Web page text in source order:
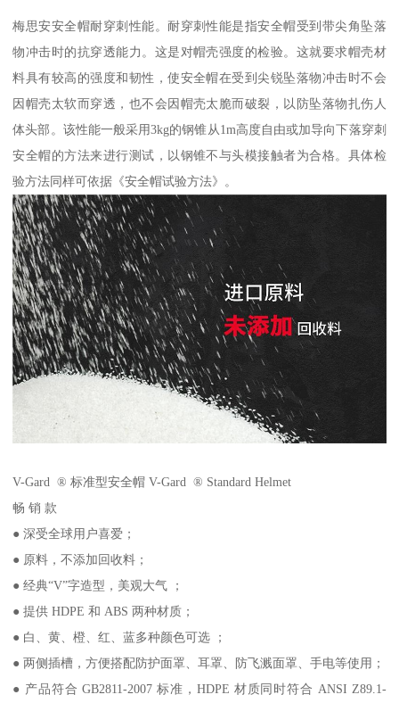
梅思安安全帽耐穿刺性能。耐穿刺性能是指安全帽受到带尖角坠落
物冲击时的抗穿透能力。这是对帽壳强度的检验。这就要求帽壳材
料具有较高的强度和韧性，使安全帽在受到尖锐坠落物冲击时不会
因帽壳太软而穿透，也不会因帽壳太脆而破裂，以防坠落物扎伤人
体头部。该性能一般采用3kg的钢锥从1m高度自由或加导向下落穿刺
安全帽的方法来进行测试，以钢锥不与头模接触者为合格。具体检
验方法同样可依据《安全帽试验方法》。
V-Gard ® 标准型安全帽 V-Gard ® Standard Helmet
畅 销 款
● 深受全球用户喜爱；
● 原料，不添加回收料；
● 经典“V”字造型，美观大气 ；
● 提供 HDPE 和 ABS 两种材质；
● 白、黄、橙、红、蓝多种颜色可选 ；
● 两侧插槽，方便搭配防护面罩、耳罩、防飞溅面罩、手电等使用；
● 产品符合 GB2811-2007 标准，HDPE 材质同时符合 ANSI Z89.1-